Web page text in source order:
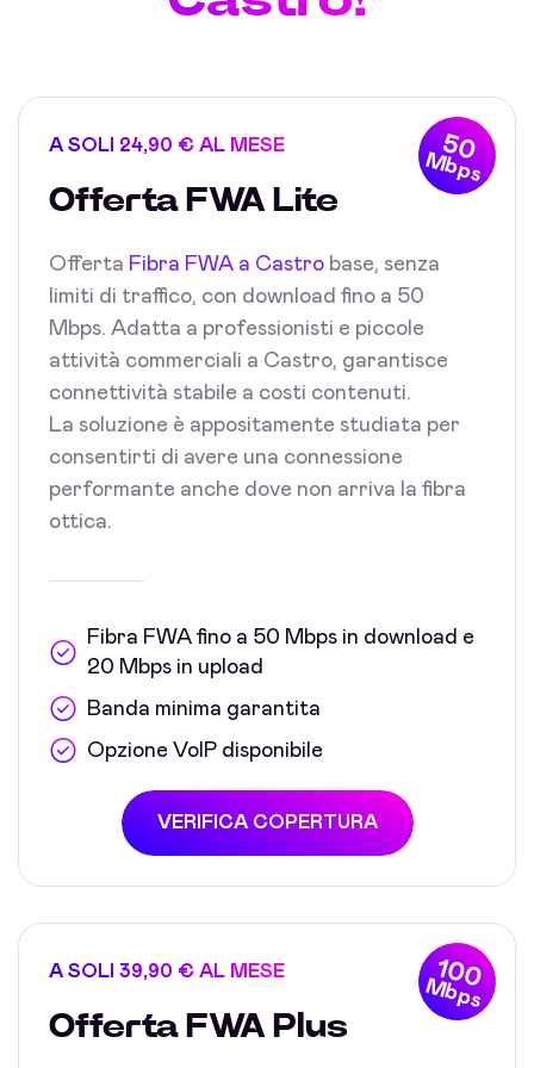
50
Mbps
A SOLI 24,90 € AL MESE
Offerta FWA Lite
Offerta Fibra FWA a Castro base, senza
limiti di traffico, con download fino a 50
Mbps. Adatta a professionisti e piccole
attività commerciali a Castro, garantisce
connettività stabile a costi contenuti.
La soluzione è appositamente studiata per
consentirti di avere una connessione
performante anche dove non arriva la fibra
ottica.
Fibra FWA fino a 50 Mbps in download e
20 Mbps in upload
Banda minima garantita
Opzione VoIP disponibile
VERIFICA COPERTURA
100
Mbps
A SOLI 39,90 € AL MESE
Offerta FWA Plus